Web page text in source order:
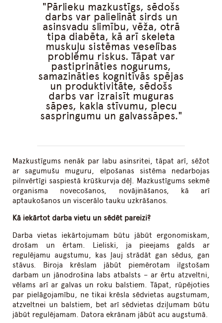
Pārlieku mazkustīgs, sēdošs
darbs var palielināt sirds un
asinsvadu slimību, vēža, otrā
tipa diabēta, kā arī skeleta
muskuļu sistēmas veselības
problēmu riskus. Tāpat var
pastiprināties nogurums,
samazināties kognitīvās spējas
un produktivitāte, sēdošs
darbs var izraisīt muguras
sāpes, kakla stīvumu, plecu
saspringumu un galvassāpes.
Mazkustīgums nenāk par labu asinsritei, tāpat arī, sēžot
ar sagumušu muguru, elpošanas sistēma nedarbojas
pilnvērtīgi saspiestā krūškurvja dēļ. Mazkustīgums sekmē
organisma novecošanos, novājināšanos, kā arī
aptaukošanos un viscerālo tauku uzkrāšanos.
Kā iekārtot darba vietu un sēdēt pareizi?
Darba vietas iekārtojumam būtu jābūt ergonomiskam,
drošam un ērtam. Lieliski, ja pieejams galds ar
regulējamu augstumu, kas ļauj strādāt gan sēdus, gan
stāvus. Biroja krēslam jābūt piemērotam ilgstošam
darbam un jānodrošina labs atbalsts – ar ērtu atzveltni,
vēlams arī ar galvas un roku balstiem. Tāpat, rūpējoties
par pielāgojamību, ne tikai krēsla sēdvietas augstumam,
atzveltnei un balstiem, bet arī sēdvietas dziļumam būtu
jābūt regulējamam. Datora ekrānam jābūt acu augstumā.